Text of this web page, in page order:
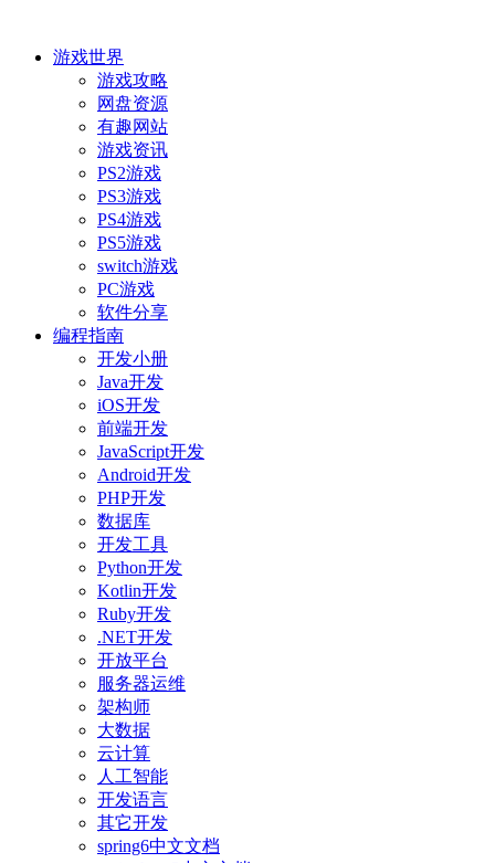
游戏世界
游戏攻略
网盘资源
有趣网站
游戏资讯
PS2游戏
PS3游戏
PS4游戏
PS5游戏
switch游戏
PC游戏
软件分享
编程指南
开发小册
Java开发
iOS开发
前端开发
JavaScript开发
Android开发
PHP开发
数据库
开发工具
Python开发
Kotlin开发
Ruby开发
.NET开发
开放平台
服务器运维
架构师
大数据
云计算
人工智能
开发语言
其它开发
spring6中文文档